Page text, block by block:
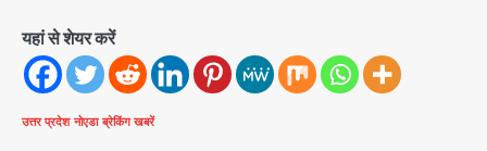
यहां से शेयर करें
उत्तर प्रदेश नोएडा ब्रेकिंग खबरें